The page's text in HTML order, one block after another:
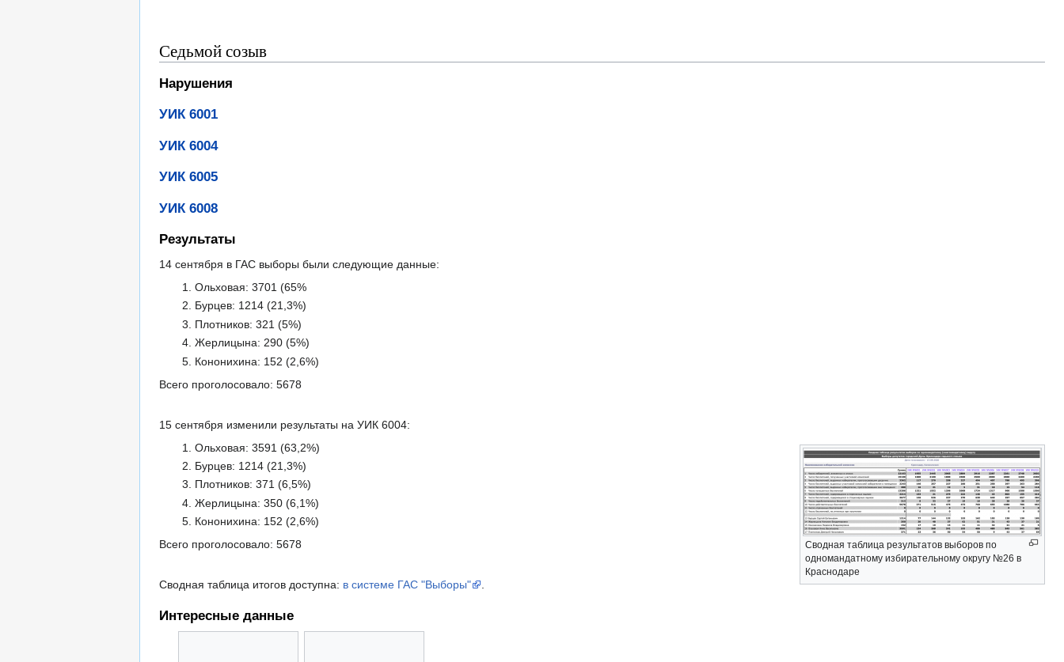
Седьмой созыв
Нарушения
УИК 6001
УИК 6004
УИК 6005
УИК 6008
Результаты
14 сентября в ГАС выборы были следующие данные:
Ольховая: 3701 (65%
Бурцев: 1214 (21,3%)
Плотников: 321 (5%)
Жерлицына: 290 (5%)
Кононихина: 152 (2,6%)
Всего проголосовало: 5678
15 сентября изменили результаты на УИК 6004:
Сводная таблица результатов выборов по
одномандатному избирательному округу №26 в
Краснодаре
Ольховая: 3591 (63,2%)
Бурцев: 1214 (21,3%)
Плотников: 371 (6,5%)
Жерлицына: 350 (6,1%)
Кононихина: 152 (2,6%)
Всего проголосовало: 5678
Сводная таблица итогов доступна: в системе ГАС "Выборы" .
Интересные данные